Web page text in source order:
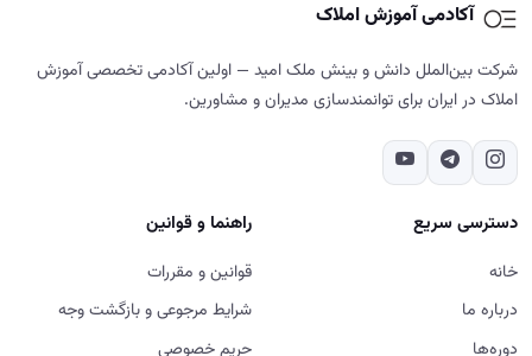
آکادمی آموزش املاک
شرکت بین‌الملل دانش و بینش ملک امید — اولین آکادمی تخصصی آموزش
املاک در ایران برای توانمندسازی مدیران و مشاورین.
دسترسی سریع
خانه
درباره ما
دوره‌ها
راهنما و قوانین
قوانین و مقررات
شرایط مرجوعی و بازگشت وجه
حریم خصوصی